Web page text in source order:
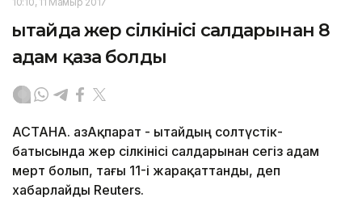
Қытайда жер сілкінісі салдарынан 8
адам қаза болды
АСТАНА. ҚазАқпарат - Қытайдың солтүстік-
батысында жер сілкінісі салдарынан сегіз адам
мерт болып, тағы 11-і жарақаттанды, деп
хабарлайды Reuters.